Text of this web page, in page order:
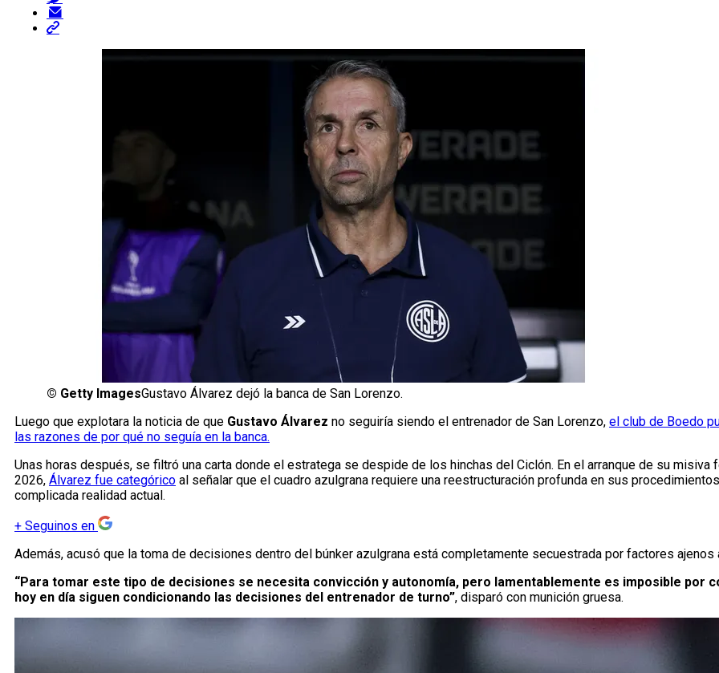
© Getty ImagesGustavo Álvarez dejó la banca de San Lorenzo.
Luego que explotara la noticia de que Gustavo Álvarez no seguiría siendo el entrenador de San Lorenzo, el club de Boedo
las razones de por qué no seguía en la banca.
Unas horas después, se filtró una carta donde el estratega se despide de los hinchas del Ciclón. En el arranque de su misiva
2026, Álvarez fue categórico al señalar que el cuadro azulgrana requiere una reestructuración profunda en sus
complicada realidad actual.
+ Seguinos en
Además, acusó que la toma de decisiones dentro del búnker azulgrana está completamente secuestrada por factores
“Para tomar este tipo de decisiones se necesita convicción y autonomía, pero lamentablemente es imposible por
hoy en día siguen condicionando las decisiones del entrenador de turno”, disparó con munición gruesa.